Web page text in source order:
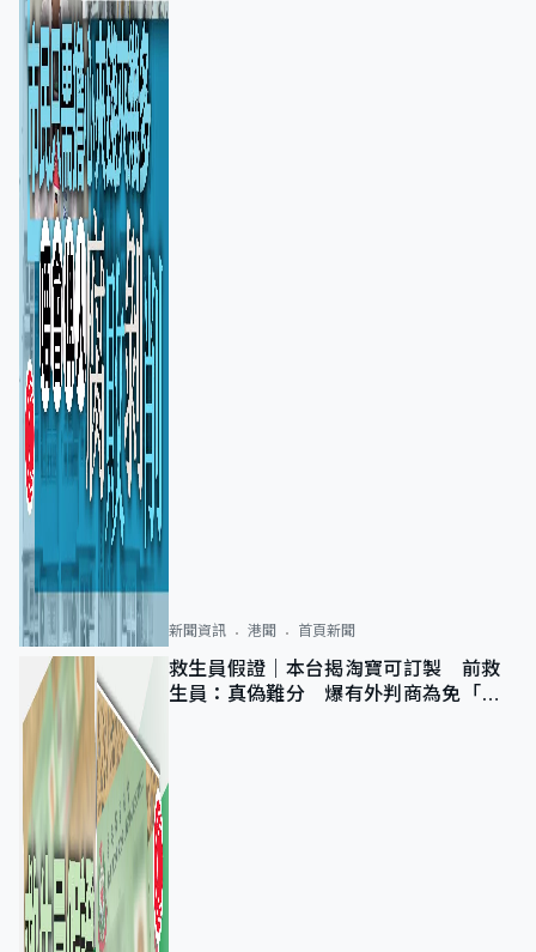
新聞資訊 港聞 首頁新聞
救生員假證｜本台揭淘寶可訂製 前救
生員：真偽難分 爆有外判商為免「封